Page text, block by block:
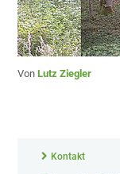
VonLutz Ziegler
Kontakt